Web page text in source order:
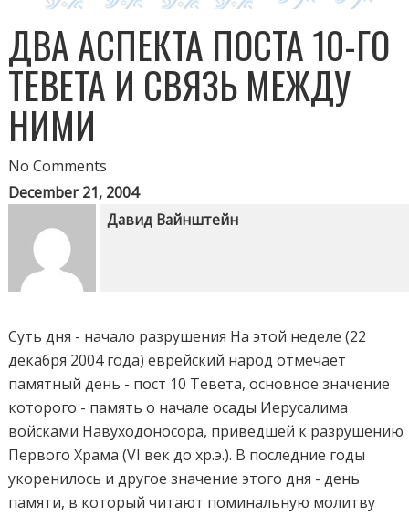
ДВА АСПЕКТА ПОСТА 10-ГО
ТЕВЕТА И СВЯЗЬ МЕЖДУ
НИМИ
No Comments
December 21, 2004
Давид Вайнштейн
Суть дня - начало разрушения На этой неделе (22
декабря 2004 года) еврейский народ отмечает
памятный день - пост 10 Тевета, основное значение
которого - память о начале осады Иерусалима
войсками Навуходоносора, приведшей к разрушению
Первого Храма (VI век до хр.э.). В последние годы
укоренилось и другое значение этого дня - день
памяти, в который читают поминальную молитву